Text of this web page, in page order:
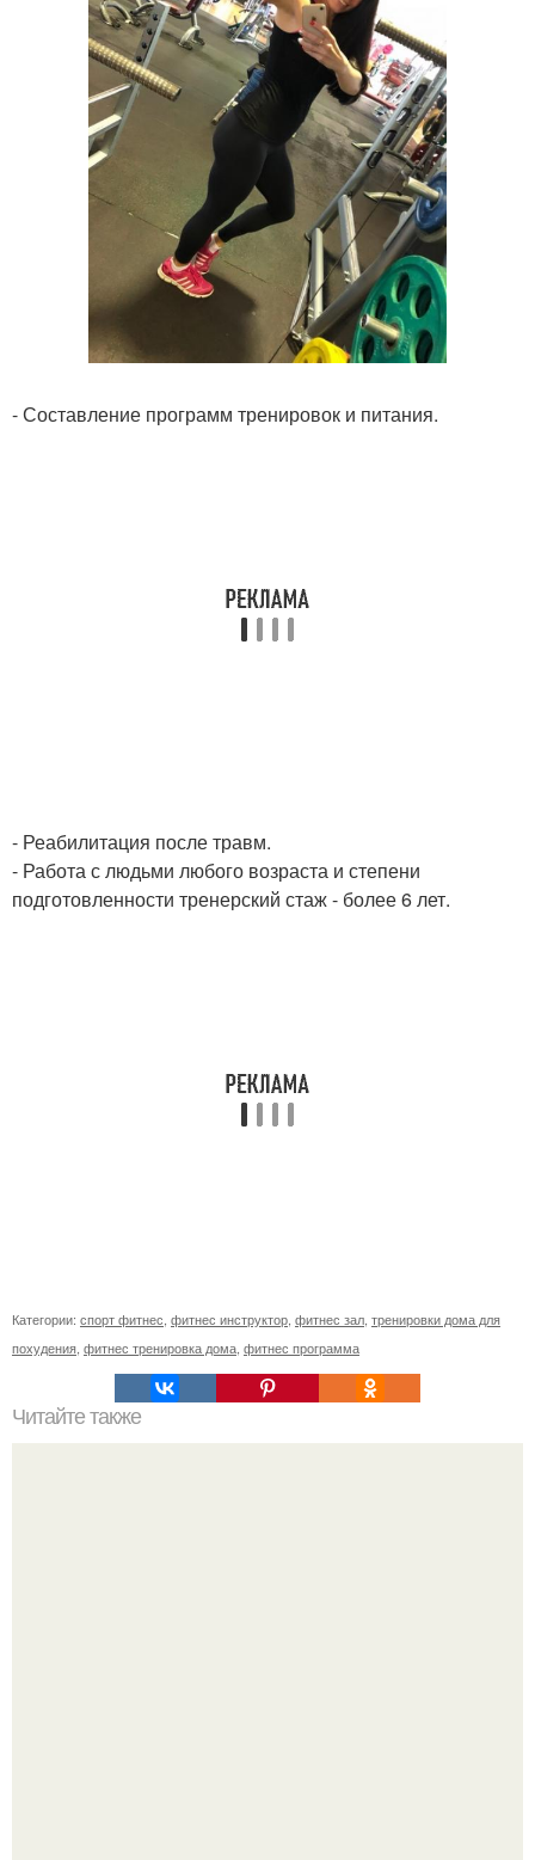
- Составление программ тренировок и питания.
- Реабилитация после травм.
- Работа с людьми любого возраста и степени
подготовленности тренерский стаж - более 6 лет.
Категории: спорт фитнес фитнес инструктор фитнес зал тренировки дома для
похудения фитнес тренировка дома фитнес программа
Читайте также